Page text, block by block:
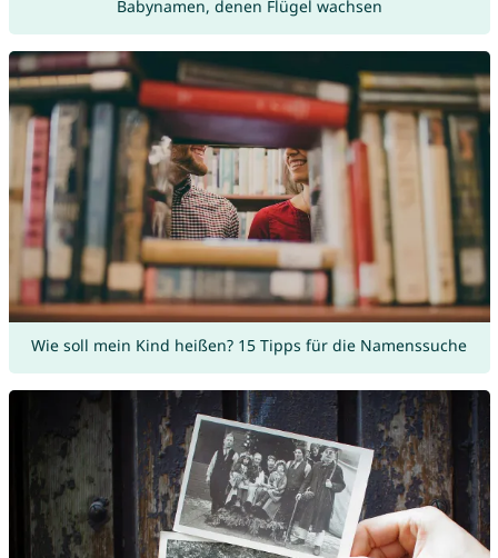
Babynamen, denen Flügel wachsen
Wie soll mein Kind heißen? 15 Tipps für die Namenssuche